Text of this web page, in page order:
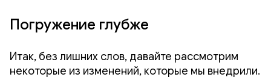
Погружение глубже
Итак, без лишних слов, давайте рассмотрим
некоторые из изменений, которые мы внедрили.